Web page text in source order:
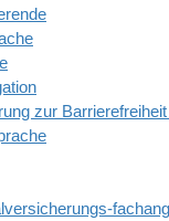
zur